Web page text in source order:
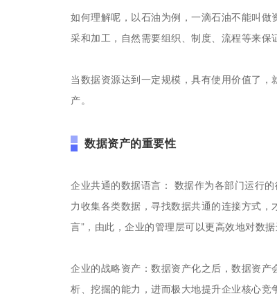
如何理解呢，以石油为例，一滴石油不能叫
采和加工，自然需要组织、制度、流程等来保
当数据资源达到一定规模，具有使用价值了
产。
数据资产的重要性
企业共通的数据语言： 数据作为各部门运行
力收集各类数据，寻找数据共通的连接方式
言”，由此，企业的管理层可以更高效地对数据
企业的战略资产：数据资产化之后，数据资
析、挖掘的能力，进而极大地提升企业核心竞